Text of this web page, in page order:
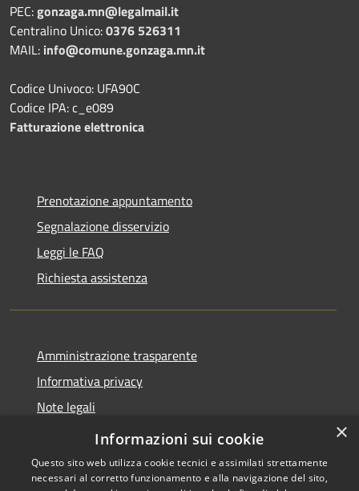
PEC:gonzaga.mn@legalmail.it
Centralino Unico:0376 526311
MAIL: info@comune.gonzaga.mn.it
Codice Univoco: UFA90C
Codice IPA: c_e089
Fatturazione elettronica
Prenotazione appuntamento
Segnalazione disservizio
Leggi le FAQ
Richiesta assistenza
Amministrazione trasparente
Informativa privacy
Note legali
Dichiarazione di accessibilità
×
Informazioni sui cookie
Questo sito web utilizza cookie tecnici e assimilati strettamente
necessari al corretto funzionamento e alla navigazione del sito,